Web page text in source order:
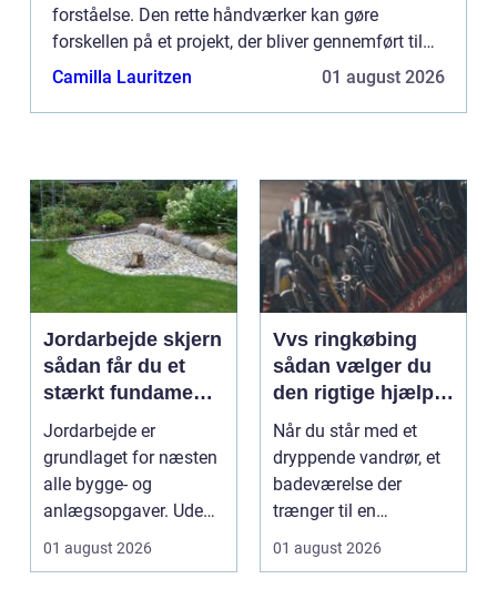
forståelse. Den rette håndværker kan gøre
forskellen på et projekt, der bliver gennemført til
tiden, inden for budgettet og til din fulde
Camilla Lauritzen 01 august 2026
Jordarbejde skjern
sådan får du et
stærkt fundament
til dit projekt
Jordarbejde er
grundlaget for næsten
alle bygge- og
anlægsopgaver. Uden
udført ...
01 august 2026
Vvs ringkøbing
sådan vælger du
den rigtige hjælp
til vand, varme og
ventilation
Når du står med et
dryppende vandrør, et
badeværelse der
trænger til en
renovering, e...
01 august 2026